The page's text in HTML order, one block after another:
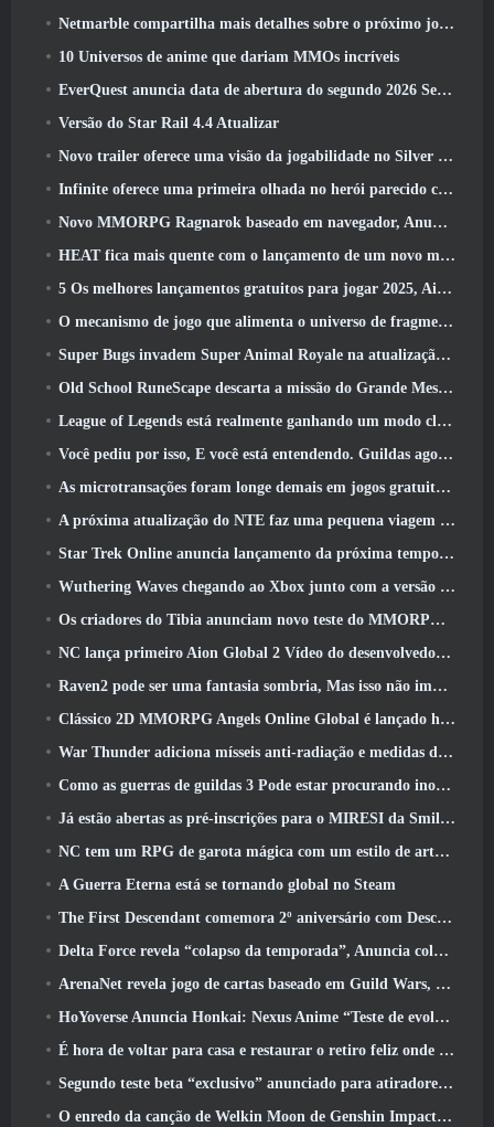
Netmarble compartilha mais detalhes sobre o próximo jogo de nivelamento solo, Nivelamento Solo: KARMA na Anime Expo
10 Universos de anime que dariam MMOs incríveis
EverQuest anuncia data de abertura do segundo 2026 Servidor de expansão bloqueado por tempo
Versão do Star Rail 4.4 Atualizar
Novo trailer oferece uma visão da jogabilidade no Silver Palace
Infinite oferece uma primeira olhada no herói parecido com uma sereia chegando no SS13: Pós-luz
Novo MMORPG Ragnarok baseado em navegador, Anunciado o Universo Ragnarok
HEAT fica mais quente com o lançamento de um novo mapa do deserto
5 Os melhores lançamentos gratuitos para jogar 2025, Ainda vale a pena jogar 2026?
O mecanismo de jogo que alimenta o universo de fragmentos únicos do Eve Online agora é de código aberto
Super Bugs invadem Super Animal Royale na atualização ‘Super Natural’
Old School RuneScape descarta a missão do Grande Mestre ‘The Blood Moon Rises’, Encerrando uma missão de 20 anos
League of Legends está realmente ganhando um modo clássico
Você pediu por isso, E você está entendendo. Guildas agora estão disponíveis em Eterspire
As microtransações foram longe demais em jogos gratuitos?
A próxima atualização do NTE faz uma pequena viagem paralela a um jogo de mesa de fantasia
Star Trek Online anuncia lançamento da próxima temporada “Undiscovered”
Wuthering Waves chegando ao Xbox junto com a versão 3.5 Atualizar
Os criadores do Tibia anunciam novo teste do MMORPG de zumbis da velha escola, Persistir on-line
NC lança primeiro Aion Global 2 Vídeo do desenvolvedor, Compartilhando detalhes sobre o jogo
Raven2 pode ser uma fantasia sombria, Mas isso não impede a diversão do verão
Clássico 2D MMORPG Angels Online Global é lançado hoje
War Thunder adiciona mísseis anti-radiação e medidas de suporte eletrônico na atualização da cavalaria pesada
Como as guerras de guildas 3 Pode estar procurando inovar no espaço MMO
Já estão abertas as pré-inscrições para o MIRESI da Smilegate: Futuro Invisível
NC tem um RPG de garota mágica com um estilo de arte inspirado em anime dos anos 90 em desenvolvimento
A Guerra Eterna está se tornando global no Steam
The First Descendant comemora 2º aniversário com Descendant Fest 2026 Fluxo
Delta Force revela “colapso da temporada”, Anuncia colaboração Rainbow Six Siege
ArenaNet revela jogo de cartas baseado em Guild Wars, Enevoado
HoYoverse Anuncia Honkai: Nexus Anime “Teste de evolução”
É hora de voltar para casa e restaurar o retiro feliz onde os ventos se encontram
Segundo teste beta “exclusivo” anunciado para atiradores de sobrevivência em equipe
O enredo da canção de Welkin Moon de Genshin Impact chega ao fim.. Na lua